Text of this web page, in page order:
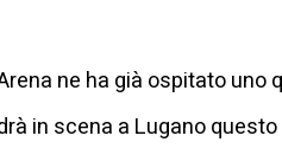
ne ha già ospitato uno
in scena a Lugano